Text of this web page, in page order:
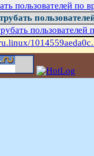
пользователей по
пользователей